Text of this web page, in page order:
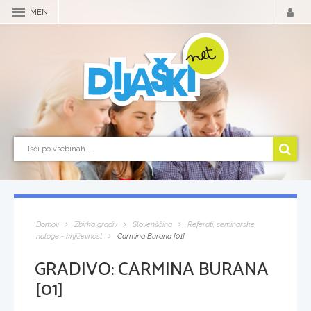
MENI
Domov Zbirka gradiv Slovenščina
Referati, seminarske
naloge - književnost
Carmina Burana [01]
GRADIVO:CARMINA BURANA
[01]